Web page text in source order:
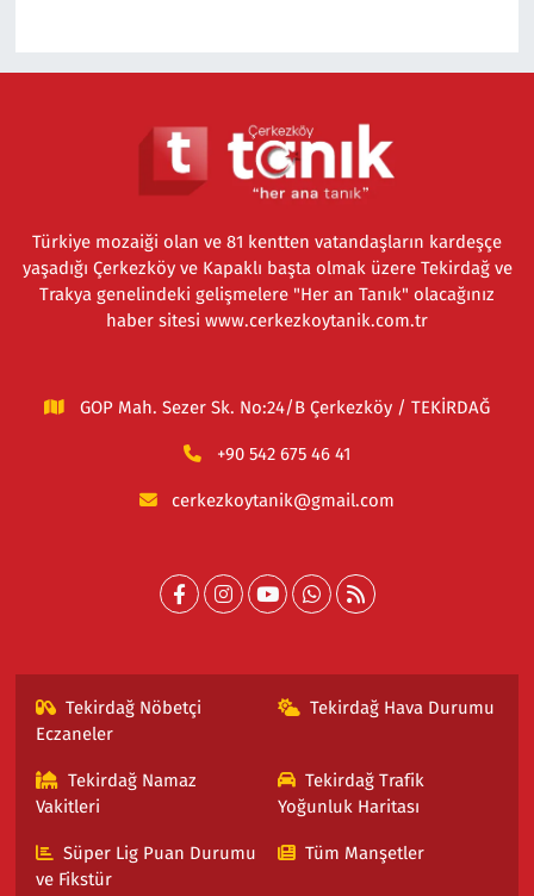
Türkiye mozaiği olan ve 81 kentten vatandaşların kardeşçe
yaşadığı Çerkezköy ve Kapaklı başta olmak üzere Tekirdağ ve
Trakya genelindeki gelişmelere "Her an Tanık" olacağınız
haber sitesi www.cerkezkoytanik.com.tr
GOP Mah. Sezer Sk. No:24/B Çerkezköy / TEKİRDAĞ
+90 542 675 46 41
cerkezkoytanik@gmail.com
Tekirdağ Nöbetçi
Eczaneler
Tekirdağ Hava Durumu
Tekirdağ Namaz
Vakitleri
Tekirdağ Trafik
Yoğunluk Haritası
Süper Lig Puan Durumu
ve Fikstür
Tüm Manşetler